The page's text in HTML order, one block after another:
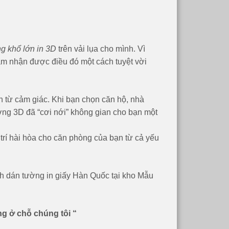
khổ lớn in 3D trên vải lụa cho mình. Vì
nhận được điều đó một cách tuyệt vời
cảm giác. Khi bạn chọn căn hộ, nhà
3D đã “cơi nới” không gian cho bạn một
hài hòa cho căn phòng của bạn từ cả yếu
dán tường in giấy Hàn Quốc tại kho Mẫu
ở chỗ chúng tôi “